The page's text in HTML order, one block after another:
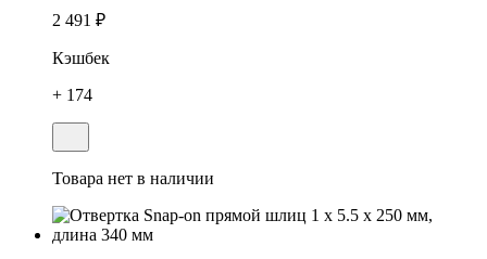
2 491 ₽
Кэшбек
+ 174
Товара нет в наличии